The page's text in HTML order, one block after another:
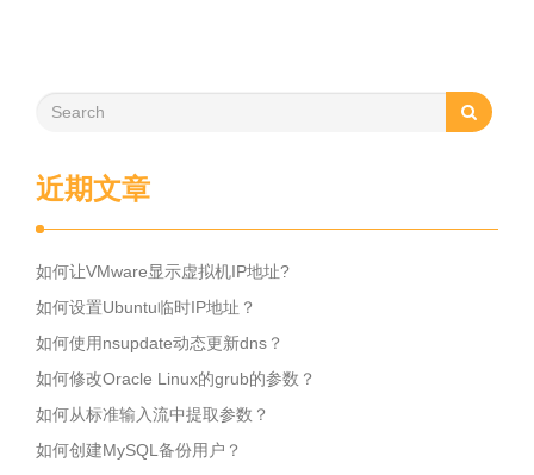
近期文章
如何让VMware显示虚拟机IP地址?
如何设置Ubuntu临时IP地址？
如何使用nsupdate动态更新dns？
如何修改Oracle Linux的grub的参数？
如何从标准输入流中提取参数？
如何创建MySQL备份用户？